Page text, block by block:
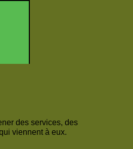
des services, des
viennent à eux.